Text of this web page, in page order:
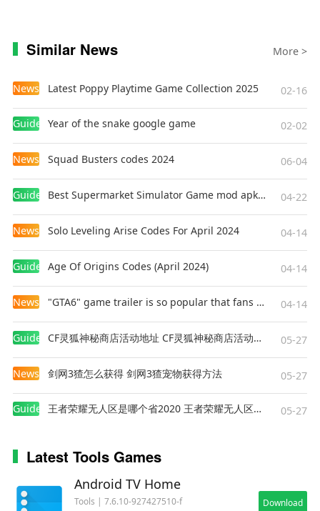
Similar News More >
News Latest Poppy Playtime Game Collection 2025 02-16
Guides Year of the snake google game 02-02
News Squad Busters codes 2024 06-04
Guides Best Supermarket Simulator Game mod apk for Android 04-22
News Solo Leveling Arise Codes For April 2024 04-14
Guides Age Of Origins Codes (April 2024) 04-14
News "GTA6" game trailer is so popular that fans make and release a real-life version 04-14
Guides CF灵狐神秘商店活动地址 CF灵狐神秘商店活动网址 05-27
News 剑网3猹怎么获得 剑网3猹宠物获得方法 05-27
Guides 王者荣耀无人区是哪个省2020 王者荣耀无人区在哪些地方 05-27
Latest Tools Games
Android TV Home
Tools | 7.6.10-927427510-f Download